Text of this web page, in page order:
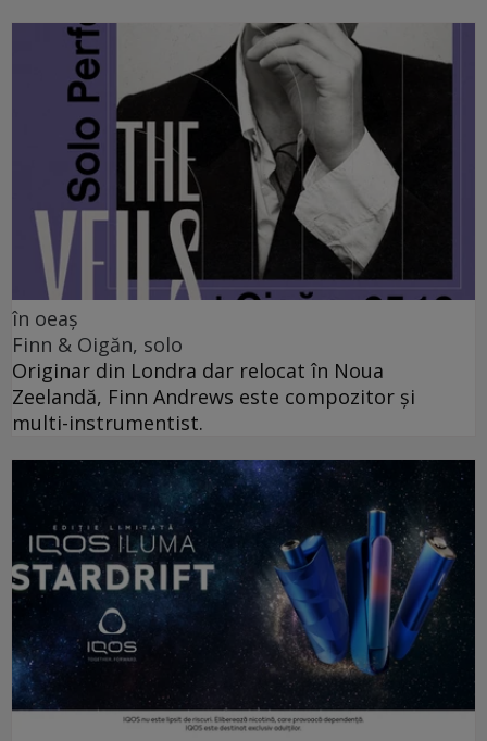
în oeaș
Finn & Oigăn, solo
Originar din Londra dar relocat în Noua
Zeelandă, Finn Andrews este compozitor și
multi-instrumentist.